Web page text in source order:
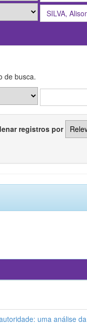
de busca.
registros por
uma análise da